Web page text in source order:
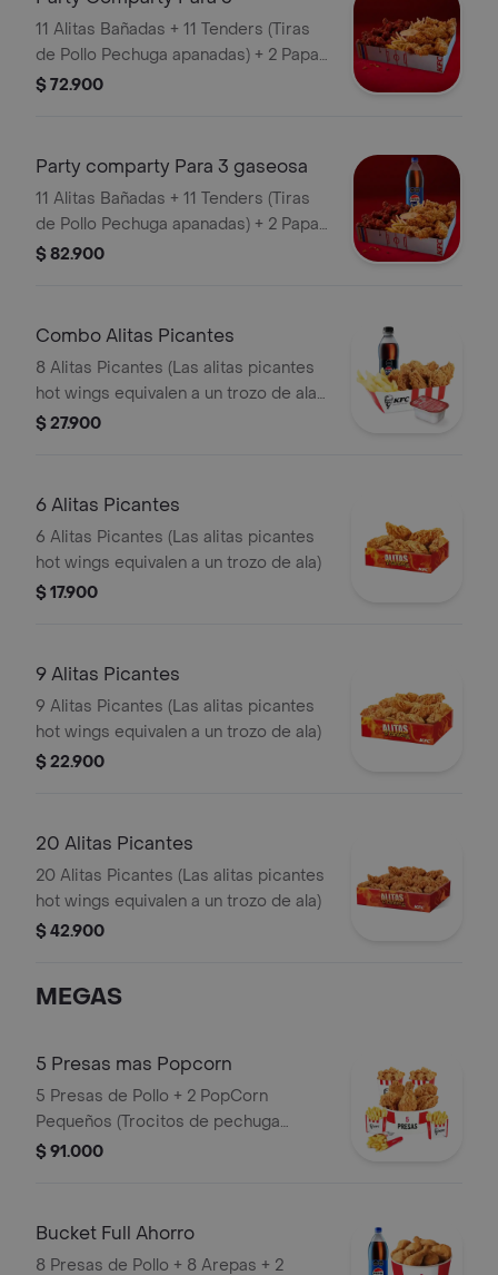
11 Alitas Bañadas + 11 Tenders (Tiras
de Pollo Pechuga apanadas) + 2 Papas
$ 72.900
Party comparty Para 3 gaseosa
11 Alitas Bañadas + 11 Tenders (Tiras
de Pollo Pechuga apanadas) + 2 Papas
Pequeñas + 1 Balde de Salsa 100g + 1
$ 82.900
Combo Alitas Picantes
8 Alitas Picantes (Las alitas picantes
hot wings equivalen a un trozo de ala)
+ 1 Papa Pequeña + 1 Gaseosa PET
$ 27.900
6 Alitas Picantes
6 Alitas Picantes (Las alitas picantes
hot wings equivalen a un trozo de ala)
$ 17.900
9 Alitas Picantes
9 Alitas Picantes (Las alitas picantes
hot wings equivalen a un trozo de ala)
$ 22.900
20 Alitas Picantes
20 Alitas Picantes (Las alitas picantes
hot wings equivalen a un trozo de ala)
$ 42.900
MEGAS
5 Presas mas Popcorn
5 Presas de Pollo + 2 PopCorn
Pequeños (Trocitos de pechuga
apanados) + 3 Papas Pequeñas
$ 91.000
Bucket Full Ahorro
8 Presas de Pollo + 8 Arepas + 2